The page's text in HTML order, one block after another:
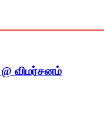
விமர்சனம்